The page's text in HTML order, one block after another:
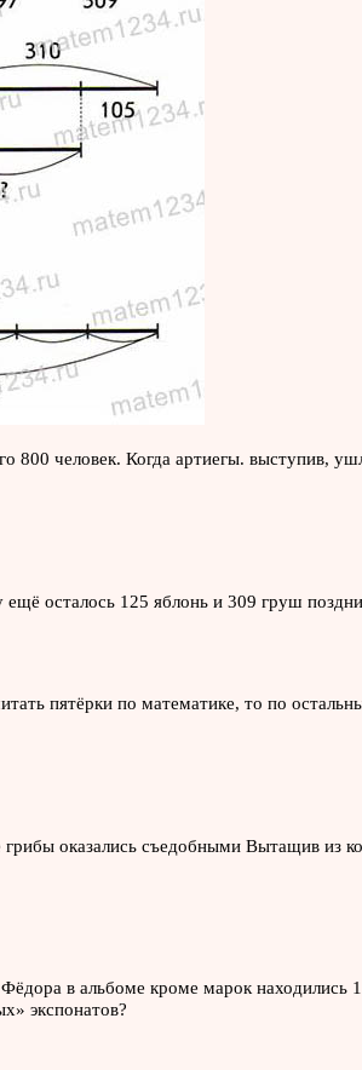
человек. Когда артиегы. выступив,
осталось 125 яблонь и 309 груш
пятёрки по математике, то по
оказались съедобными Вытащив из
в альбоме кроме марок находились
экспонатов?